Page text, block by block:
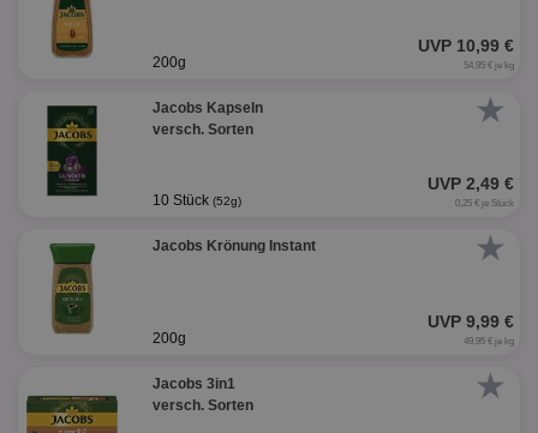
UVP 10,99 €
200g 54,95 € je kg
★
Jacobs Kapseln
versch. Sorten
UVP 2,49 €
10 Stück (52g) 0,25 € je Stück
★
Jacobs Krönung Instant
UVP 9,99 €
200g 49,95 € je kg
★
Jacobs 3in1
versch. Sorten